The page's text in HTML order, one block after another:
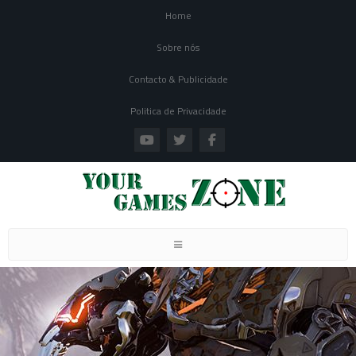
Home
Sobre nós
Contacto & Publicidade
Politica de Privacidade
Toggle navigation